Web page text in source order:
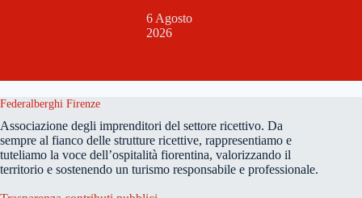
6 Agosto
2026
Federalberghi Firenze
Associazione degli imprenditori del settore ricettivo. Da
sempre al fianco delle strutture ricettive, rappresentiamo e
tuteliamo la voce dell’ospitalità fiorentina, valorizzando il
territorio e sostenendo un turismo responsabile e professionale.